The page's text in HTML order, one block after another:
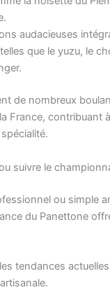
audacieuses
que le yuzu, le
de nombreux
France, contribuant
suivre le
ou simple
du Panettone
tendances